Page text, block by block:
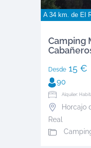
A 34 km. de El
Camping
Desde15 €
90
Alquiler:
Horcajo
Real